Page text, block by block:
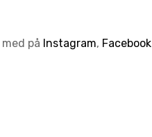
på Instagram, Facebook